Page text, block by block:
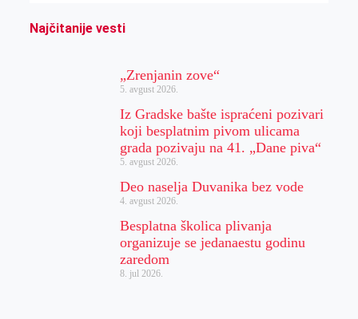
Najčitanije vesti
„Zrenjanin zove“
5. avgust 2026.
Iz Gradske bašte ispraćeni pozivari
koji besplatnim pivom ulicama
grada pozivaju na 41. „Dane piva“
5. avgust 2026.
Deo naselja Duvanika bez vode
4. avgust 2026.
Besplatna školica plivanja
organizuje se jedanaestu godinu
zaredom
8. jul 2026.